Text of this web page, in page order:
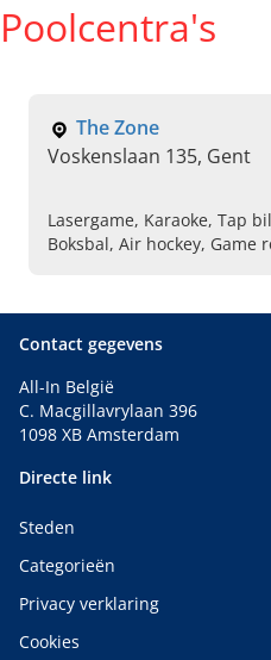
Poolcentra's
The Zone
Voskenslaan 135, Gent
Lasergame, Karaoke, Tap
Boksbal, Air hockey, Game
Contact gegevens
All-In België
C. Macgillavrylaan 396
1098 XB Amsterdam
Directe link
Steden
Categorieën
Privacy verklaring
Cookies